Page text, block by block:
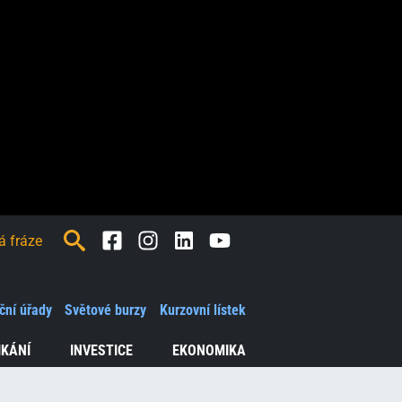
INVESTICE EKONOMIKA
úřady Světové burzy Kurzovní lístek
FacebookInstagramLinkedInYoutube